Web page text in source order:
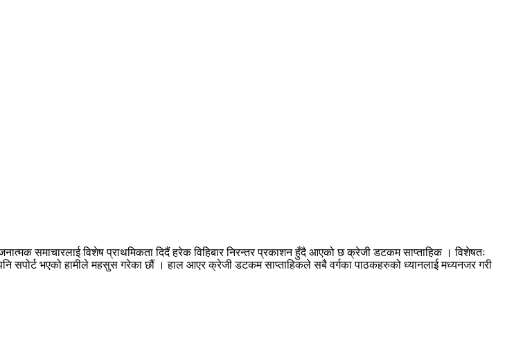
समाचारलाई विशेष प्राथमिकता दिदैं हरेक विहिबार निरन्तर प्रकाशन हुँदै आएको छ क्रेजी डटकम साप्ताहिक । विशेषतः
सपोर्ट भएको हामीले महसुस गरेका छौं । हाल आएर क्रेजी डटकम साप्ताहिकले सबै वर्गका पाठकहरुको ध्यानलाई मध्यनजर गरी